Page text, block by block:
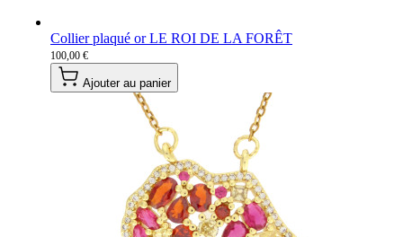
Collier plaqué or LE ROI DE LA FORÊT
100,00 €
Ajouter au panier